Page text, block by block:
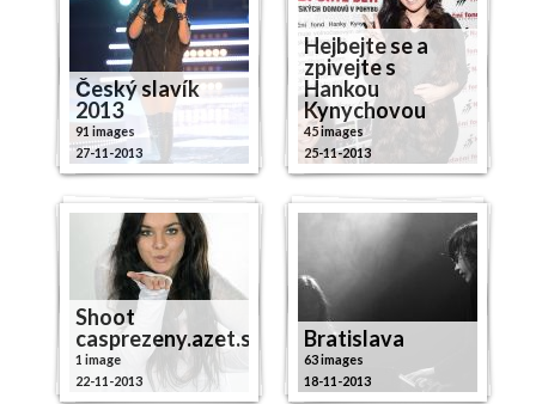
Český slavík
2013
91 images
27-11-2013
Hejbejte se a
zpivejte s
Hankou
Kynychovou
45 images
25-11-2013
Shoot
casprezeny.azet.sk
1 image
22-11-2013
Bratislava
63 images
18-11-2013